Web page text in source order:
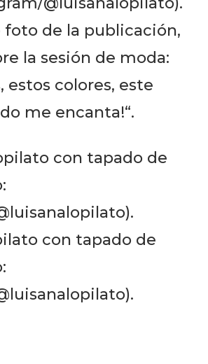
foto de la publicación,
la sesión de moda:
estos colores, este
me encanta!“.
con tapado de